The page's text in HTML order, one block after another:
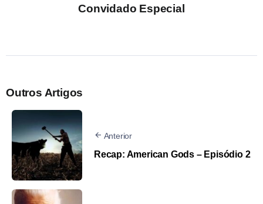
Convidado Especial
Outros Artigos
Anterior
Recap: American Gods – Episódio 2